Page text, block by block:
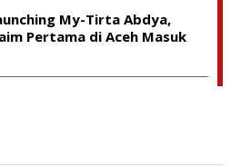
My-Tirta Abdya,
Pertama di Aceh Masuk